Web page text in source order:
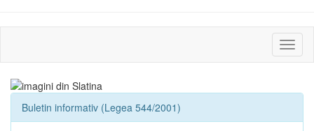
sau
Buletin informativ (Legea 544/2001)